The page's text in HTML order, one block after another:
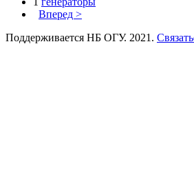
Вперед >
Поддерживается НБ ОГУ. 2021.